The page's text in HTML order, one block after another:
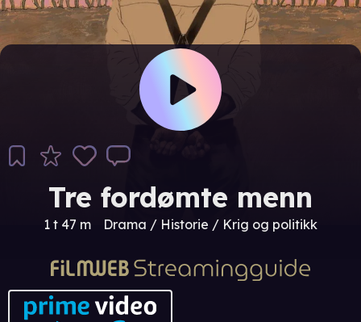
Tre fordømte menn
1 t 47 m Drama / Historie / Krig og politikk